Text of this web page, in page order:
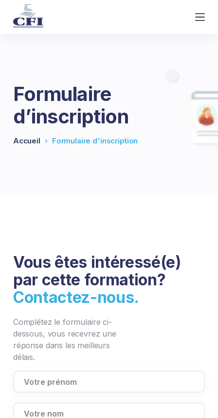
a
o
Formulaire
d’inscription
Accueil Formulaire d'inscription
Vous êtes intéressé(e)
par cette formation?
Contactez-nous.
Complétez le formulaire ci-
dessous, vous recevrez une
réponse dans les meilleurs
délais.